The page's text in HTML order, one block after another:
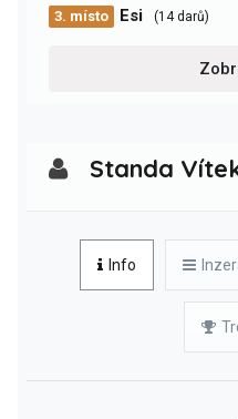
3. místo Esi (14 darů)
Standa
Info